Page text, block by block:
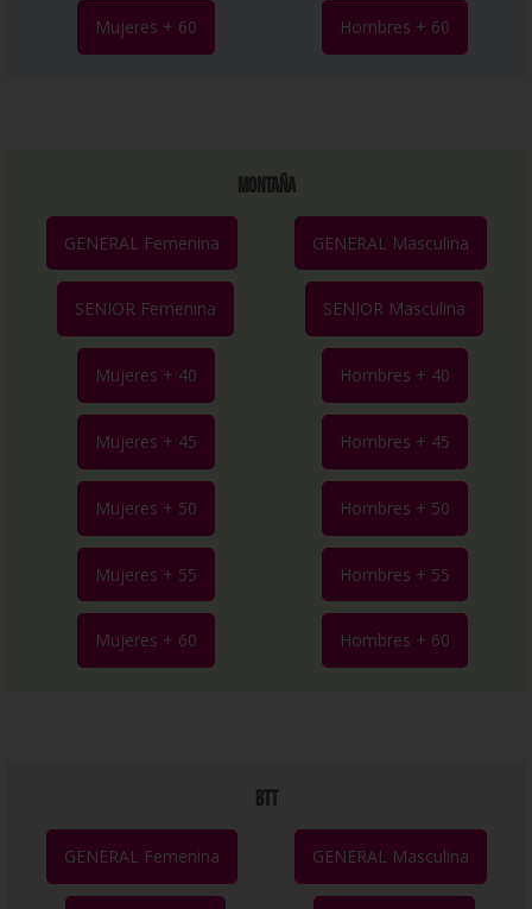
Mujeres + 60 Hombres + 60
MONTAÑA
GENERAL Femenina
SENIOR Femenina
Mujeres + 40
Mujeres + 45
Mujeres + 50
Mujeres + 55
Mujeres + 60
GENERAL Masculina
SENIOR Masculina
Hombres + 40
Hombres + 45
Hombres + 50
Hombres + 55
Hombres + 60
BTT
GENERAL Femenina GENERAL Masculina